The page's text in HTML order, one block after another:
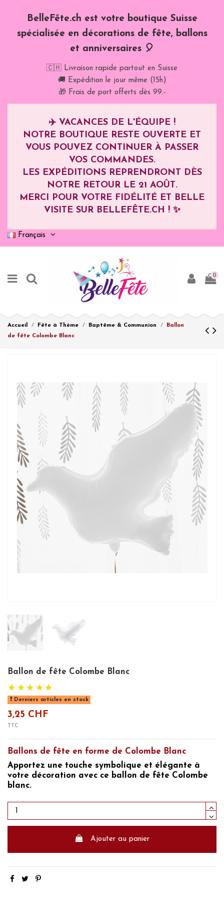
BelleFête.ch est votre boutique Suisse
spécialisée en décorations de fête, ballons
et anniversaires 🎈
🇨🇭 Livraison rapide partout en Suisse
🚚 Expédition le jour même (15h)
🎁 Frais de port offerts dès 99.-
✈️ VACANCES DE L'ÉQUIPE !
NOTRE BOUTIQUE RESTE OUVERTE ET
VOUS POUVEZ CONTINUER À PASSER
VOS COMMANDES.
LES EXPÉDITIONS REPRENDRONT DÈS
NOTRE RETOUR LE 21 AOÛT.
MERCI POUR VOTRE FIDÉLITÉ ET BELLE
VISITE SUR BELLEFÊTE.CH ! ✨
Français
0
Accueil Fête à Thème Baptême & Communion
Ballon
de fête Colombe Blanc
Ballon de fête Colombe Blanc
Derniers articles en stock
3,25 CHF
TTC
Ballons de fête en forme de Colombe Blanc
Apportez une touche symbolique et élégante à
votre décoration avec ce ballon de fête Colombe
blanc.
Ajouter au panier